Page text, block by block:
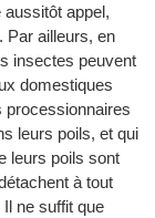
appel,
Par ailleurs, en
insectes peuvent
domestiques
processionnaires
leurs poils, et qui
leurs poils sont
à tout
ne suffit que